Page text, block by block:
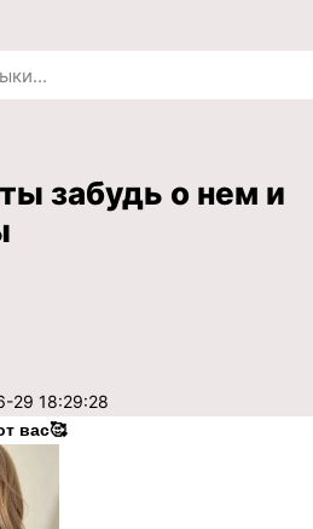
забудь о нем и
29 18:29:28
вас🥰